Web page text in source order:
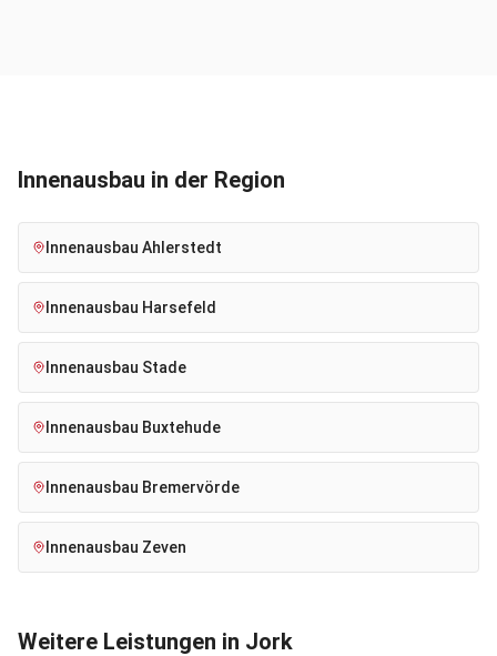
Innenausbau in der Region
Innenausbau Ahlerstedt
Innenausbau Harsefeld
Innenausbau Stade
Innenausbau Buxtehude
Innenausbau Bremervörde
Innenausbau Zeven
Weitere Leistungen in Jork